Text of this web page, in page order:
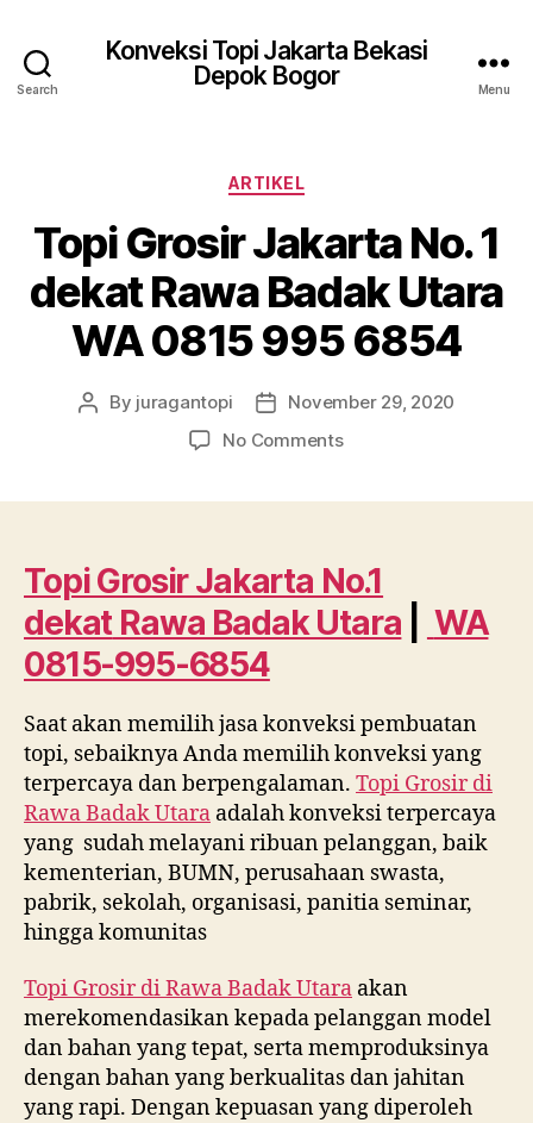
Search
Konveksi Topi Jakarta Bekasi
Depok Bogor
Menu
Categories
ARTIKEL
Topi Grosir Jakarta No. 1
dekat Rawa Badak Utara
WA 0815 995 6854
Post
By juragantopi
PostNovember 29, 2020
No Commentson
1
dekat
Rawa
0815
995
6854
Topi Grosir Jakarta No.1
dekat Rawa Badak Utara
WA
0815-995-6854
Saat akan memilih jasa konveksi pembuatan
topi, sebaiknya Anda memilih konveksi yang
terpercaya dan berpengalaman. Topi Grosir di
Rawa Badak Utara adalah konveksi terpercaya
yang sudah melayani ribuan pelanggan, baik
kementerian, BUMN, perusahaan swasta,
pabrik, sekolah, organisasi, panitia seminar,
hingga komunitas
Topi Grosir diRawa Badak Utara akan
merekomendasikan kepada pelanggan model
dan bahan yang tepat, serta memproduksinya
dengan bahan yang berkualitas dan jahitan
yang rapi. Dengan kepuasan yang diperoleh